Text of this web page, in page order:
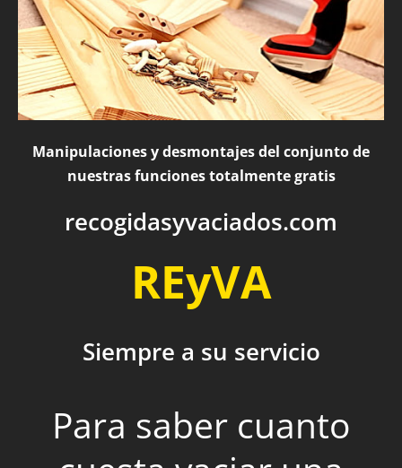
Manipulaciones y desmontajes del conjunto de
nuestras funciones totalmente gratis
recogidasyvaciados.com
REyVA
Siempre a su servicio
Para saber cuanto